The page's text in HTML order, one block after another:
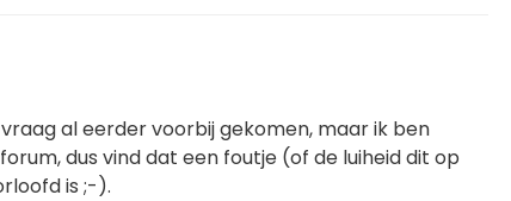
al eerder voorbij gekomen, maar ik ben
dus vind dat een foutje (of de luiheid dit op
is ;-).